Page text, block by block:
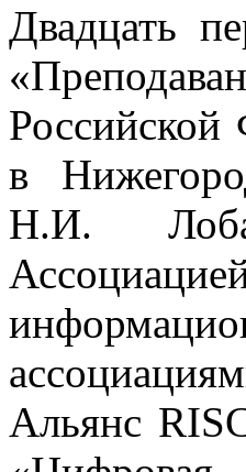
Двадцать
Российской
в
Н.И.
Альянс